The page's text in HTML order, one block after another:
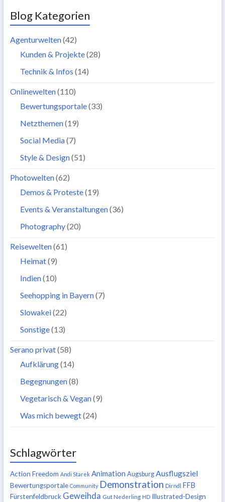
Blog Kategorien
Agenturwelten(42)
Kunden & Projekte(28)
Technik & Infos (14)
Onlinewelten(110)
Bewertungsportale(33)
Netzthemen(19)
Social Media(7)
Style & Design(51)
Photowelten(62)
Demos & Proteste(19)
Events & Veranstaltungen(36)
Photography(20)
Reisewelten(61)
Heimat(9)
Indien(10)
Seehopping in Bayern(7)
Slowakei(22)
Sonstige(13)
Serano privat(58)
Aufklärung(14)
Begegnungen(8)
Vegetarisch & Vegan(9)
Was mich bewegt(24)
Schlagwörter
Action Freedom Andi Starek Animation Augsburg Ausflugsziel
Bewertungsportale Community Demonstration Dirndl FFB
Fürstenfeldbruck Geweihda Gut Nederling HD Illustrated-Design